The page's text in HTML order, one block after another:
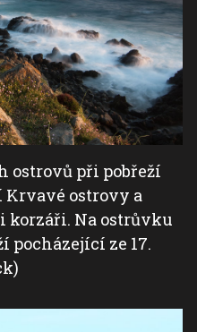
ostrovů při pobřeží
Krvavé ostrovy a
Na ostrůvku
pocházející ze 17.